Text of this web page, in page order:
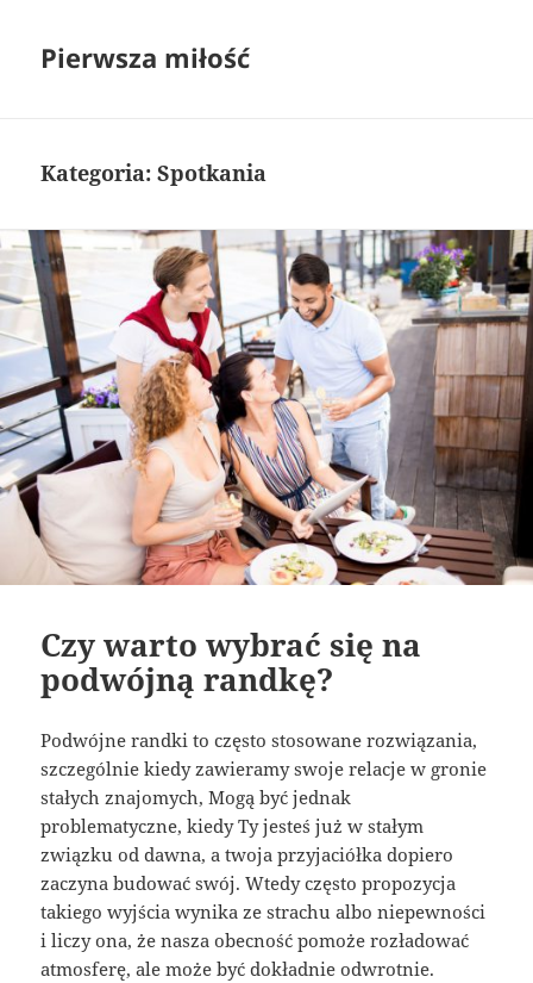
Pierwsza miłość
Kategoria:Spotkania
Czy warto wybrać się na
podwójną randkę?
Podwójne randki to często stosowane rozwiązania,
szczególnie kiedy zawieramy swoje relacje w gronie
stałych znajomych, Mogą być jednak
problematyczne, kiedy Ty jesteś już w stałym
związku od dawna, a twoja przyjaciółka dopiero
zaczyna budować swój. Wtedy często propozycja
takiego wyjścia wynika ze strachu albo niepewności
i liczy ona, że nasza obecność pomoże rozładować
atmosferę, ale może być dokładnie odwrotnie.